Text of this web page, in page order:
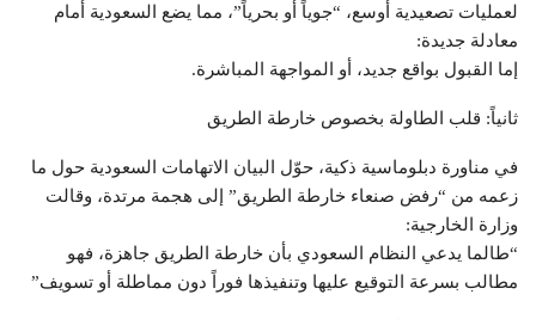
لعمليات تصعيدية أوسع، “جوياً أو بحرياً”، مما يضع السعودية أمام
معادلة جديدة:
إما القبول بواقع جديد، أو المواجهة المباشرة.
ثانياً: قلب الطاولة بخصوص خارطة الطريق
في مناورة دبلوماسية ذكية، حوّل البيان الاتهامات السعودية حول ما
زعمه من “رفض صنعاء خارطة الطريق” إلى هجمة مرتدة، وقالت
وزارة الخارجية:
“طالما يدعي النظام السعودي بأن خارطة الطريق جاهزة، فهو
مطالب بسرعة التوقيع عليها وتنفيذها فوراً دون مماطلة أو تسويف”